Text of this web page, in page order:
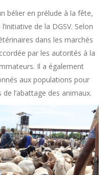
bélier en prélude à la fête,
de la DGSV. Selon
dans les marchés
par les autorités à la
Il a également
aux populations pour
l’abattage des animaux.